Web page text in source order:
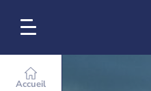
Accueil